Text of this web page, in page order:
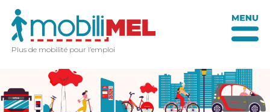
Plus de mobilité pour l’emploi